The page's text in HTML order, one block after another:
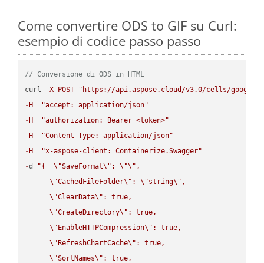
Come convertire ODS to GIF su Curl:
esempio di codice passo passo
// Conversione di ODS in HTML
curl
-X POST
"https://api.aspose.cloud/v3.0/cells/
- H
"accept: application/json"
- H
"authorization: Bearer <token>"
- H
"Content-Type: application/json"
- H
"x-aspose-client: Containerize.Swagger"
-d "{ \"SaveFormat\" : \"\" ,
\"CachedFileFolder\" : \"string\" ,
\"ClearData\" : true,
\"CreateDirectory\" : true,
\" EnableHTTPCompression\" : true,
\" RefreshChartCache\" : true,
\"SortNames\" : true,